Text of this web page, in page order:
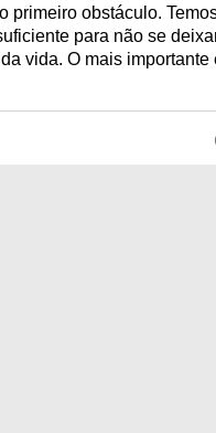
primeiro obstáculo.
para não se
vida. O mais importante